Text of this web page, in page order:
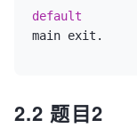
default
2.2 题目2